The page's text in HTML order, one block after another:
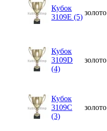
Кубок
3109E (5)
золото
Кубок
3109D
(4)
золото
Кубок
3109C
(3)
золото